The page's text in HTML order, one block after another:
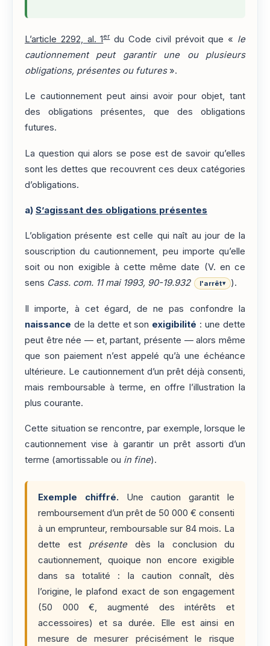
L’article 2292, al. 1erdu Code civil prévoit que « le
cautionnement peut garantir une ou plusieurs
obligations, présentes ou futures».
Le cautionnement peut ainsi avoir pour objet, tant
des obligations présentes, que des obligations
futures.
La question qui alors se pose est de savoir qu’elles
sont les dettes que recouvrent ces deux catégories
d’obligations.
a) S’agissant des obligations présentes
L’obligation présente est celle qui naît au jour de la
souscription du cautionnement, peu importe qu’elle
soit ou non exigible à cette même date (V. en ce
sens Cass. com. 11 mai 1993, 90-19.932 l'arrêt▾ ).
Il importe, à cet égard, de ne pas confondre la
naissance de la dette et son exigibilité : une dette
peut être née — et, partant, présente — alors même
que son paiement n’est appelé qu’à une échéance
ultérieure. Le cautionnement d’un prêt déjà consenti,
mais remboursable à terme, en offre l’illustration la
plus courante.
Cette situation se rencontre, par exemple, lorsque le
cautionnement vise à garantir un prêt assorti d’un
terme (amortissable ou in fine).
Exemple chiffré.Une caution garantit le
remboursement d’un prêt de 50 000 € consenti
à un emprunteur, remboursable sur 84 mois. La
dette est présentedès la conclusion du
cautionnement, quoique non encore exigible
dans sa totalité : la caution connaît, dès
l’origine, le plafond exact de son engagement
(50 000 €, augmenté des intérêts et
accessoires) et sa durée. Elle est ainsi en
mesure de mesurer précisément le risque